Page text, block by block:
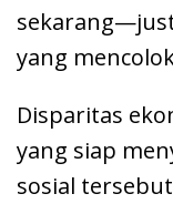
yang
Disparitas
yang siap
sosial